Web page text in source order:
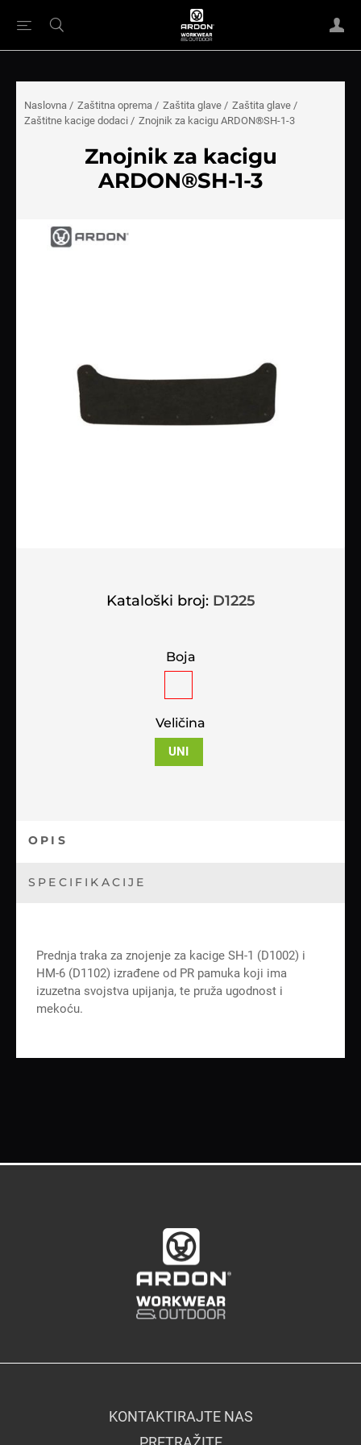
Naslovna / Zaštitna oprema / Zaštita glave / Zaštita glave /
Zaštitne kacige dodaci / Znojnik za kacigu ARDON®SH-1-3
Znojnik za kacigu
ARDON®SH-1-3
Kataloški broj: D1225
Boja
Veličina
UNI
OPIS
SPECIFIKACIJE
Prednja traka za znojenje za kacige SH-1 (D1002) i
HM-6 (D1102) izrađene od PR pamuka koji ima
izuzetna svojstva upijanja, te pruža ugodnost i
mekoću.
KONTAKTIRAJTE NAS